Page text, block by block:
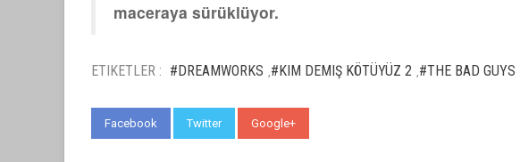
maceraya sürüklüyor.
ETIKETLER : #DREAMWORKS #KIM DEMIŞ KÖTÜYÜZ 2 #THE BAD GUYS
Facebook Twitter Google+